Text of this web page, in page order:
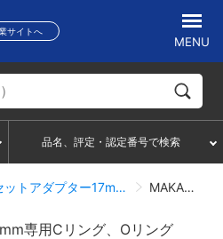
サイトへ
MENU
品名、評定・認定番号で検索
オフセットアダプター17mm専用Cリング、Oリング MAKAOA-17CR
専用Cリング、Oリング